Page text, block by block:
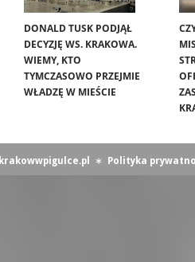
DONALD TUSK PODJĄŁ
DECYZJĘ WS. KRAKOWA.
WIEMY, KTO
TYMCZASOWO PRZEJMIE
WŁADZĘ W MIEŚCIE
krakowwpigulce.pl ∗ Polityka